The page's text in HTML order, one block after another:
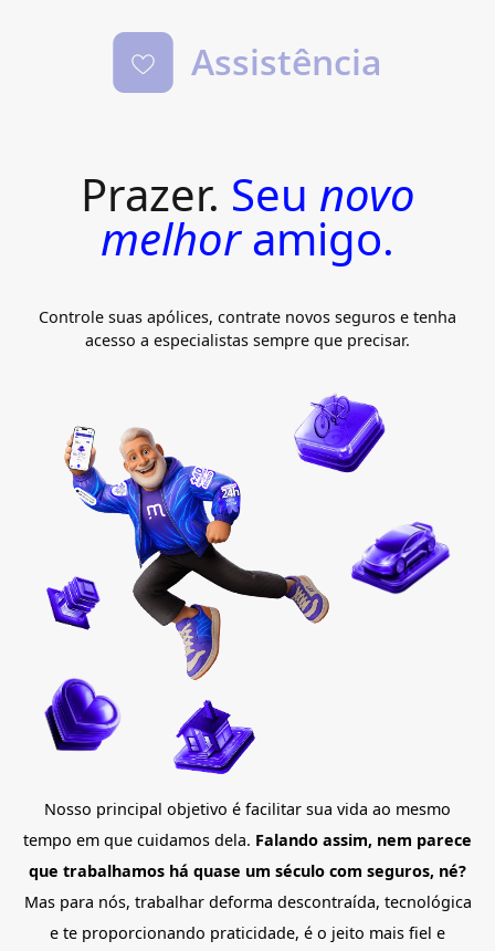
Assistência
Prazer. Seu novo
melhor amigo.
Controle suas apólices, contrate novos seguros e tenha
acesso a especialistas sempre que precisar.
Nosso principal objetivo é facilitar sua vida ao mesmo
tempo em que cuidamos dela. Falando assim, nem parece
que trabalhamos há quase um século com seguros, né?
Mas para nós, trabalhar deforma descontraída, tecnológica
e te proporcionando praticidade, é o jeito mais fiel e